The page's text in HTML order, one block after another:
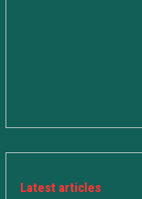
Latest articles